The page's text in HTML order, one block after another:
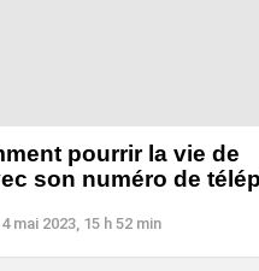
pourrir la vie de
son numéro de
4 mai 2023, 15 h 52 min